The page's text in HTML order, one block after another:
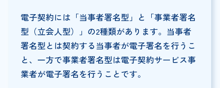
電子契約には「当事者署名型」と「事業者署名
型（立会人型）」の2種類があります。当事者
署名型とは契約する当事者が電子署名を行うこ
と、一方で事業者署名型は電子契約サービス事
業者が電子署名を行うことです。